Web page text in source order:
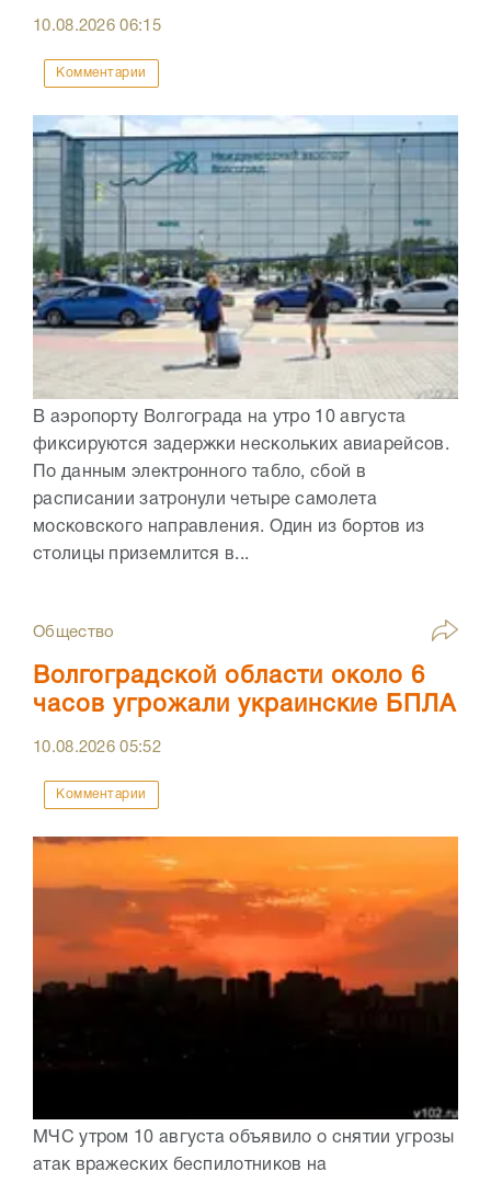
10.08.202606:15
Комментарии
В аэропорту Волгограда на утро 10 августа
фиксируются задержки нескольких авиарейсов.
По данным электронного табло, сбой в
расписании затронули четыре самолета
московского направления. Один из бортов из
столицы приземлится в...
Общество
Волгоградской области около 6
часов угрожали украинские БПЛА
10.08.202605:52
Комментарии
МЧС утром 10 августа объявило о снятии угрозы
атак вражеских беспилотников на